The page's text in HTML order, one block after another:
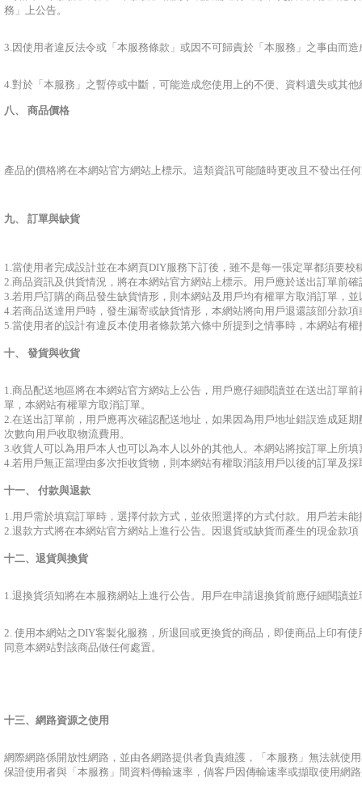
務」上公告。
3.因使用者違反法令或「本服務條款」或因不可歸責於「本服務」之事由而
4.對於「本服務」之暫停或中斷，可能造成您使用上的不便、資料遺失或其
八、 商品價格
產品的價格將在本網站官方網站上標示。這類資訊可能隨時更改且不發出任
九、 訂單與缺貨
1.當使用者完成設計並在本網頁DIY服務下訂後，雖不是每一張定單都須要
2.商品資訊及供貨情況，將在本網站官方網站上標示。用戶應於送出訂單前
3.若用戶訂購的商品發生缺貨情形，則本網站及用戶均有權單方取消訂單，
4.若商品送達用戶時，發生漏寄或缺貨情形，本網站將向用戶退還該部分款
5.當使用者的設計有違反本使用者條款第六條中所提到之情事時，本網站有
十、 發貨與收貨
1.商品配送地區將在本網站官方網站上公告，用戶應仔細閱讀並在送出訂單
單，本網站有權單方取消訂單。
2.在送出訂單前，用戶應再次確認配送地址，如果因為用戶地址錯誤造成延
次數向用戶收取物流費用。
3.收貨人可以為用戶本人也可以為本人以外的其他人。本網站將按訂單上所
4.若用戶無正當理由多次拒收貨物，則本網站有權取消該用戶以後的訂單及
十一、 付款與退款
1.用戶需於填寫訂單時，選擇付款方式，並依照選擇的方式付款。用戶若未
2.退款方式將在本網站官方網站上進行公告。因退貨或缺貨而產生的現金款
十二、退貨與換貨
1.退換貨須知將在本服務網站上進行公告。用戶在申請退換貨前應仔細閱讀
2. 使用本網站之DIY客製化服務，所退回或更換貨的商品，即使商品上印有
同意本網站對該商品做任何處置。
十三、網路資源之使用
網際網路係開放性網路，並由各網路提供者負責維護，「本服務」無法就使
保證使用者與「本服務」間資料傳輸速率，倘客戶因傳輸速率或擷取使用網